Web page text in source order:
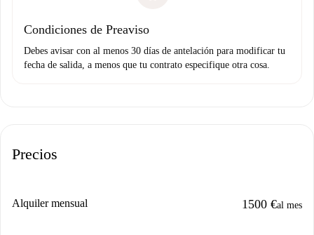
Condiciones de Preaviso
Debes avisar con al menos 30 días de antelación para modificar tu
fecha de salida, a menos que tu contrato especifique otra cosa.
Precios
Alquiler mensual 1500 €al mes